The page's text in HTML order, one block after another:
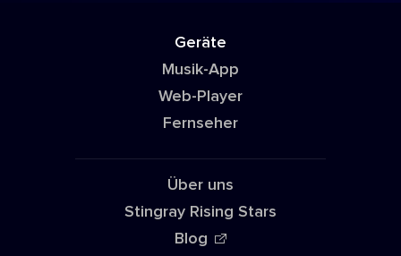
Geräte
Musik-App
Web-Player
Fernseher
Über uns
Stingray Rising Stars
Blog